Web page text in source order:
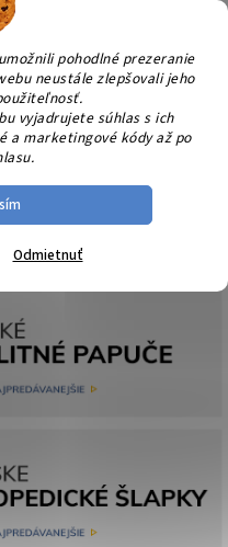
pohodlné prezeranie
neustále zlepšovali jeho
vyjadrujete súhlas s ich
a marketingové kódy až po
Odmietnuť